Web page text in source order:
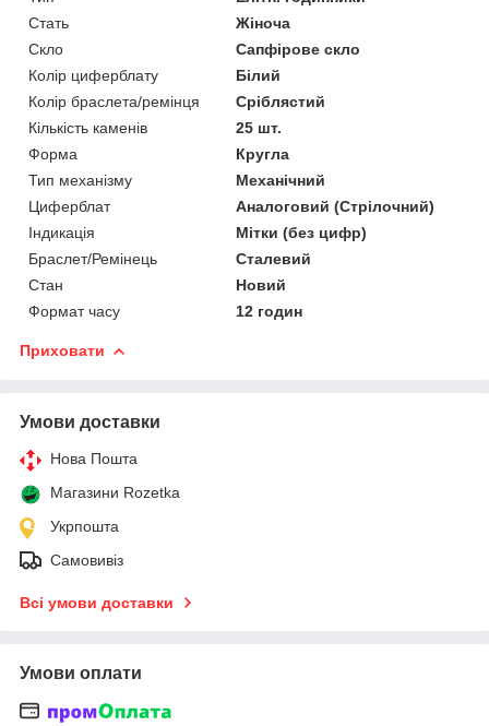
Стать
Жіноча
Скло
Сапфірове скло
Колір циферблату
Білий
Колір браслета/ремінця
Сріблястий
Кількість каменів
25 шт.
Форма
Кругла
Тип механізму
Механічний
Циферблат
Аналоговий (Стрілочний)
Індикація
Мітки (без цифр)
Браслет/Ремінець
Сталевий
Стан
Новий
Формат часу
12 годин
Приховати
Умови доставки
Нова Пошта
Магазини Rozetka
Укрпошта
Самовивіз
Всі умови доставки
Умови оплати